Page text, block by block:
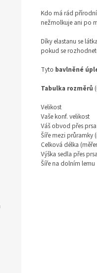
Kdo má rád
nežmolkuje ani po
Díky elastanu se
pokud se
Tyto bavlněné
Tabulka rozměrů
Velikost
Vaše konf. velikost
Váš obvod přes prsa
Šíře mezi průramky
Celková délka
Výška sedla přes
Šíře na dolním lemu